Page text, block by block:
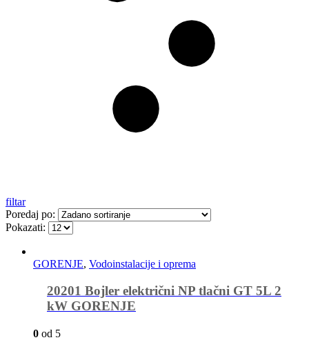
filtar
Poredaj po:
Pokazati:
GORENJE, Vodoinstalacije i oprema
20201 Bojler električni NP tlačni GT 5L 2
kW GORENJE
0 od 5